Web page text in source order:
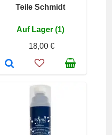
Teile Schmidt
Auf Lager (1)
18,00 €